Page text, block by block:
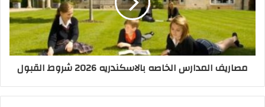
مصاريف المدارس الخاصه بالاسكندريه 2026 شروط القبول